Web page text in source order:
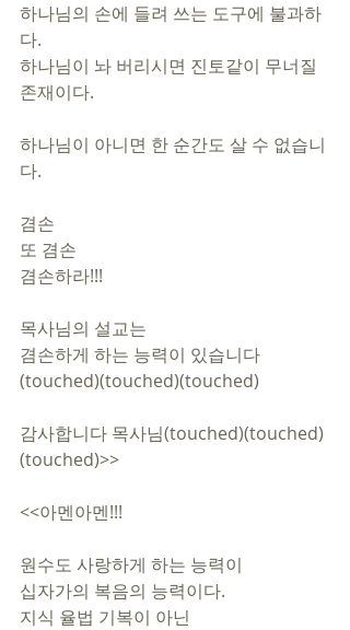
하나님의 손에 들려 쓰는 도구에 불과하
다.
하나님이 놔 버리시면 진토같이 무너질
존재이다.
하나님이 아니면 한 순간도 살 수 없습니
다.
겸손
또 겸손
겸손하라!!!
목사님의 설교는
겸손하게 하는 능력이 있습니다
(touched)(touched)(touched)
감사합니다 목사님(touched)(touched)
(touched)>>
<<아멘아멘!!!
원수도 사랑하게 하는 능력이
십자가의 복음의 능력이다.
지식 율법 기복이 아닌